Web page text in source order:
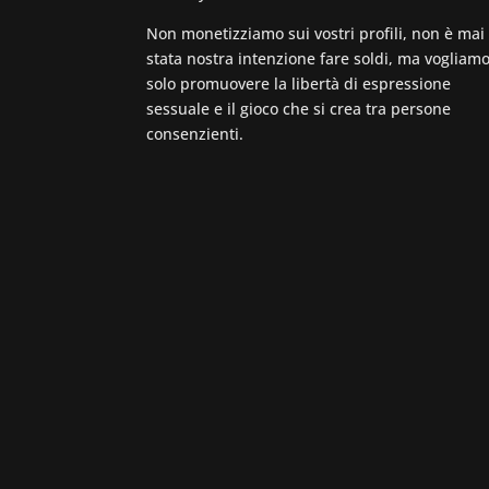
Non monetizziamo sui vostri profili, non è mai
stata nostra intenzione fare soldi, ma
solo promuovere la libertà di espressione
sessuale e il gioco che si crea tra persone
consenzienti.